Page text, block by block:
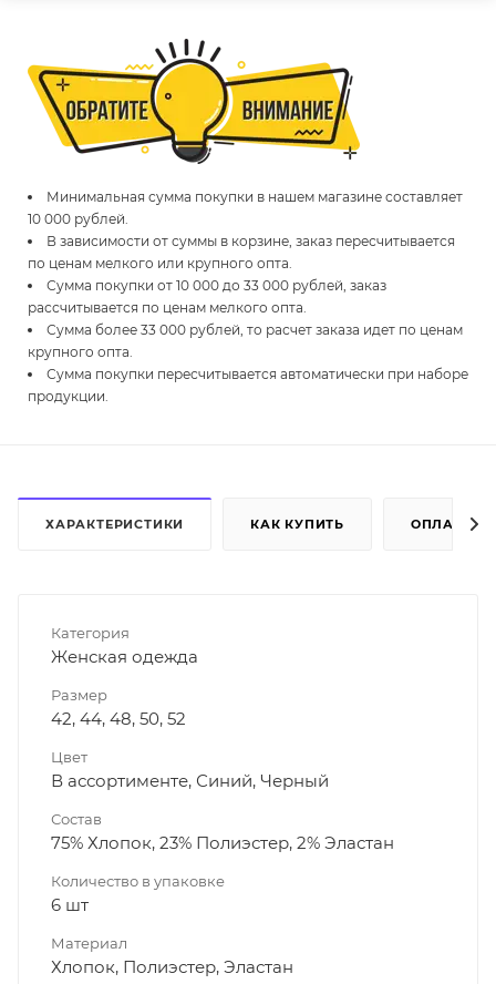
Минимальная сумма покупки в нашем магазине составляет
10 000 рублей.
В зависимости от суммы в корзине, заказ пересчитывается
по ценам мелкого или крупного опта.
Сумма покупки от 10 000 до 33 000 рублей, заказ
рассчитывается по ценам мелкого опта.
Сумма более 33 000 рублей, то расчет заказа идет по ценам
крупного опта.
Сумма покупки пересчитывается автоматически при наборе
продукции.
ХАРАКТЕРИСТИКИ КАК КУПИТЬ ОПЛАТА
Категория
Женская одежда
Размер
42, 44, 48, 50, 52
Цвет
В ассортименте, Синий, Черный
Состав
75% Хлопок, 23% Полиэстер, 2% Эластан
Количество в упаковке
6 шт
Материал
Хлопок, Полиэстер, Эластан